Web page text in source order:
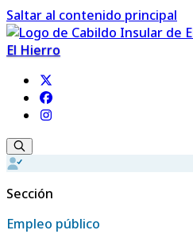
Saltar al contenido principal
El Hierro
Sección
Empleo público